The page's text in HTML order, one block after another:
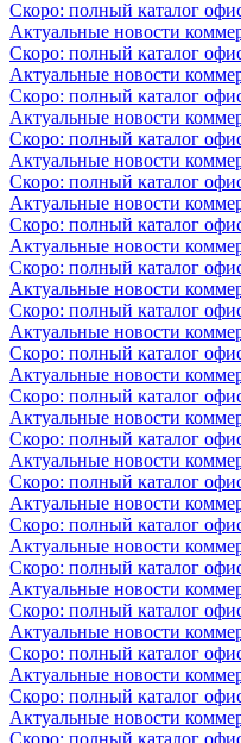
Скоро: полный каталог
Актуальные новости
Скоро: полный каталог
Актуальные новости
Скоро: полный каталог
Актуальные новости
Скоро: полный каталог
Актуальные новости
Скоро: полный каталог
Актуальные новости
Скоро: полный каталог
Актуальные новости
Скоро: полный каталог
Актуальные новости
Скоро: полный каталог
Актуальные новости
Скоро: полный каталог
Актуальные новости
Скоро: полный каталог
Актуальные новости
Скоро: полный каталог
Актуальные новости
Скоро: полный каталог
Актуальные новости
Скоро: полный каталог
Актуальные новости
Скоро: полный каталог
Актуальные новости
Скоро: полный каталог
Актуальные новости
Скоро: полный каталог
Актуальные новости
Скоро: полный каталог
Актуальные новости
Скоро: полный каталог